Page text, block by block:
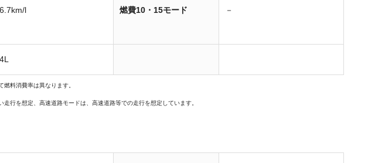
l 燃費10・15モード －
料消費率は異なります。
行を想定、高速道路モードは、高速道路等での走行を想定しています。